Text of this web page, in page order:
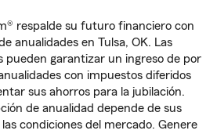
respalde su futuro financiero con
anualidades en Tulsa, OK. Las
pueden garantizar un ingreso de por
con impuestos diferidos
sus ahorros para la jubilación.
de anualidad depende de sus
condiciones del mercado. Genere